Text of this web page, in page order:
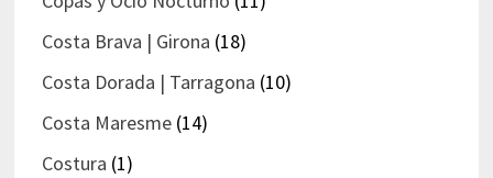
Costa Brava | Girona (18)
Costa Dorada | Tarragona (10)
Costa Maresme(14)
Costura (1)